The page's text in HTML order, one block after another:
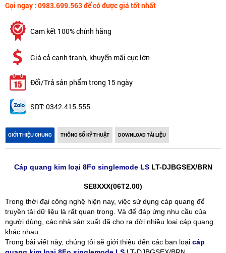
Gọi ngay : 0983.699.563 để có được giá tốt nhất
Cam kết 100% chính hãng
Giá cả cạnh tranh, khuyến mãi cực lớn
Đổi/Trả sản phẩm trong 15 ngày
SDT: 0342.415.555
GIỚI THIỆU CHUNG THÔNG SỐ KỸ THUẬT DOWNLOAD TÀI LIỆU
Cáp quang kim loại 8Fo singlemode LSLT-DJBGSEX/BRN
SE8XXX(06T2.00)
Trong thời đại công nghệ hiện nay, việc sử dụng cáp quang để
truyền tải dữ liệu là rất quan trọng. Và để đáp ứng nhu cầu của
người dùng, các nhà sản xuất đã cho ra đời nhiều loại cáp quang
khác nhau.
Trong bài viết này, chúng tôi sẽ giới thiệu đến các bạn loại cáp